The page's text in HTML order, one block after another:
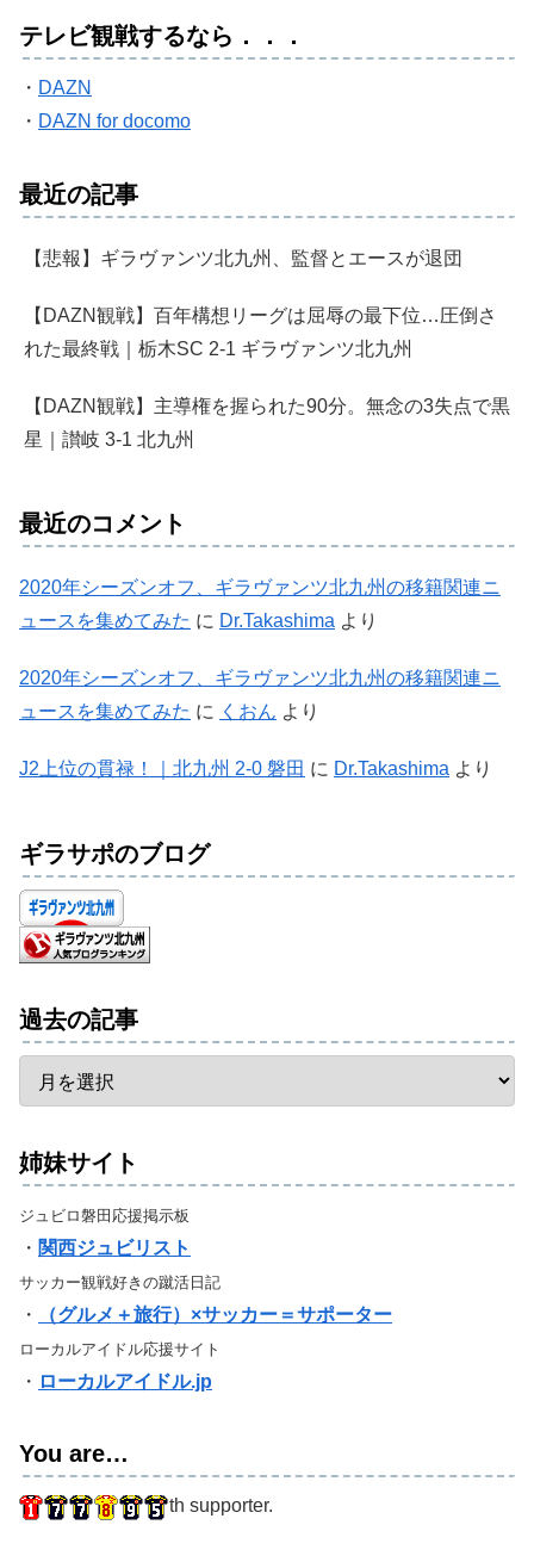
テレビ観戦するなら．．．
・ DAZN
・ DAZN for docomo
最近の記事
【悲報】ギラヴァンツ北九州、監督とエースが退団
【DAZN観戦】百年構想リーグは屈辱の最下位…圧倒さ
れた最終戦｜栃木SC 2-1 ギラヴァンツ北九州
【DAZN観戦】主導権を握られた90分。無念の3失点で黒
星｜讃岐 3-1 北九州
最近のコメント
2020年シーズンオフ、ギラヴァンツ北九州の移籍関連ニ
ュースを集めてみた に Dr.Takashima より
2020年シーズンオフ、ギラヴァンツ北九州の移籍関連ニ
ュースを集めてみた に くおん より
J2上位の貫禄！｜北九州 2-0 磐田 に Dr.Takashima より
ギラサポのブログ
過去の記事
姉妹サイト
ジュビロ磐田応援掲示板
・ 関西ジュビリスト
サッカー観戦好きの蹴活日記
・ （グルメ＋旅行）×サッカー＝サポーター
ローカルアイドル応援サイト
・ ローカルアイドル.jp
You are…
th supporter.